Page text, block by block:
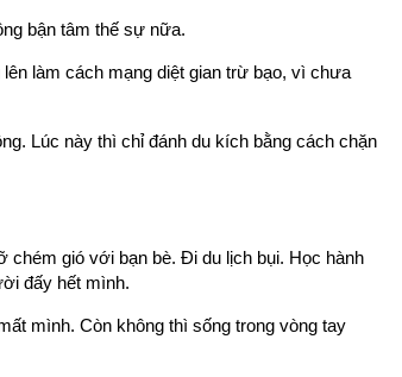
bận tâm thế sự nữa.
làm cách mạng diệt gian trừ bạo, vì chưa
Lúc này thì chỉ đánh du kích bằng cách chặn
chém gió với bạn bè. Đi du lịch bụi. Học hành
đấy hết mình.
mình. Còn không thì sống trong vòng tay